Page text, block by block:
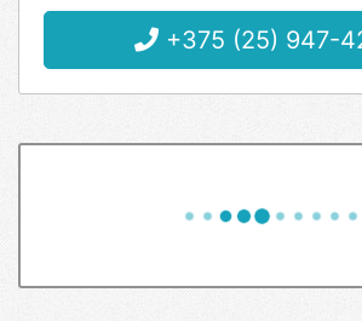
+375 (25) 947-